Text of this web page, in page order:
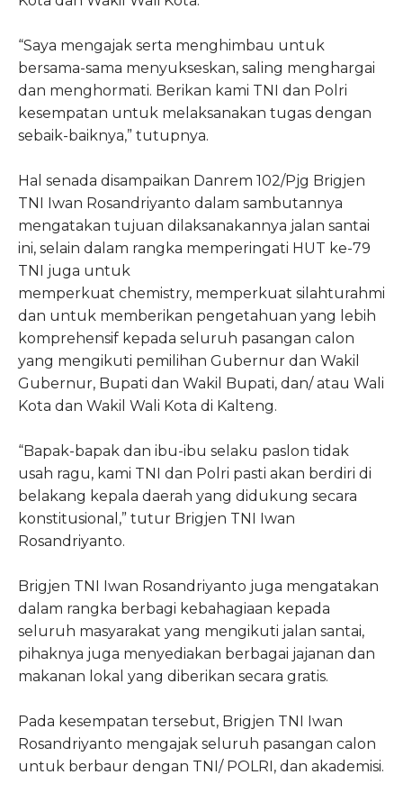
“Saya mengajak serta menghimbau untuk
bersama-sama menyukseskan, saling menghargai
dan menghormati. Berikan kami TNI dan Polri
kesempatan untuk melaksanakan tugas dengan
sebaik-baiknya,” tutupnya.
Hal senada disampaikan Danrem 102/Pjg Brigjen
TNI Iwan Rosandriyanto dalam sambutannya
mengatakan tujuan dilaksanakannya jalan santai
ini, selain dalam rangka memperingati HUT ke-79
TNI juga untuk
memperkuat chemistry, memperkuat silahturahmi
dan untuk memberikan pengetahuan yang lebih
komprehensif kepada seluruh pasangan calon
yang mengikuti pemilihan Gubernur dan Wakil
Gubernur, Bupati dan Wakil Bupati, dan/ atau Wali
Kota dan Wakil Wali Kota di Kalteng.
“Bapak-bapak dan ibu-ibu selaku paslon tidak
usah ragu, kami TNI dan Polri pasti akan berdiri di
belakang kepala daerah yang didukung secara
konstitusional,” tutur Brigjen TNI Iwan
Rosandriyanto.
Brigjen TNI Iwan Rosandriyanto juga mengatakan
dalam rangka berbagi kebahagiaan kepada
seluruh masyarakat yang mengikuti jalan santai,
pihaknya juga menyediakan berbagai jajanan dan
makanan lokal yang diberikan secara gratis.
Pada kesempatan tersebut, Brigjen TNI Iwan
Rosandriyanto mengajak seluruh pasangan calon
untuk berbaur dengan TNI/ POLRI, dan akademisi.